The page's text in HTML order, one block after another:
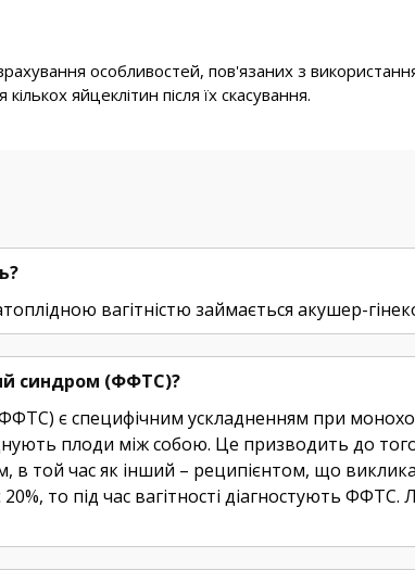
врахування особливостей, пов'язаних з
яйцеклітин після їх скасування.
вагітністю займається акушер-
синдром (ФФТС)?
є специфічним ускладненням при
плоди між собою. Це призводить до
в той час як інший – реципієнтом, що
то під час вагітності діагностують ФФТС.